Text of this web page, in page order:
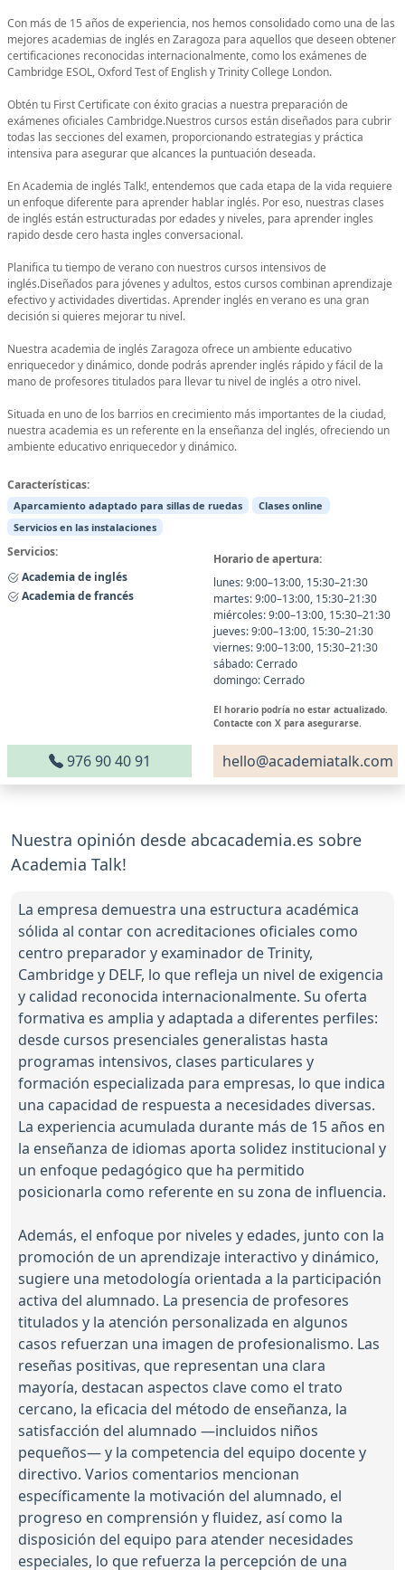
Con más de 15 años de experiencia, nos hemos consolidado como una de las
mejores academias de inglés en Zaragoza para aquellos que deseen obtener
certificaciones reconocidas internacionalmente, como los exámenes de
Cambridge ESOL, Oxford Test of English y Trinity College London.
Obtén tu First Certificate con éxito gracias a nuestra preparación de
exámenes oficiales Cambridge.Nuestros cursos están diseñados para cubrir
todas las secciones del examen, proporcionando estrategias y práctica
intensiva para asegurar que alcances la puntuación deseada.
En Academia de inglés Talk!, entendemos que cada etapa de la vida requiere
un enfoque diferente para aprender hablar inglés. Por eso, nuestras clases
de inglés están estructuradas por edades y niveles, para aprender ingles
rapido desde cero hasta ingles conversacional.
Planifica tu tiempo de verano con nuestros cursos intensivos de
inglés.Diseñados para jóvenes y adultos, estos cursos combinan aprendizaje
efectivo y actividades divertidas. Aprender inglés en verano es una gran
decisión si quieres mejorar tu nivel.
Nuestra academia de inglés Zaragoza ofrece un ambiente educativo
enriquecedor y dinámico, donde podrás aprender inglés rápido y fácil de la
mano de profesores titulados para llevar tu nivel de inglés a otro nivel.
Situada en uno de los barrios en crecimiento más importantes de la ciudad,
nuestra academia es un referente en la enseñanza del inglés, ofreciendo un
ambiente educativo enriquecedor y dinámico.
Características:
Aparcamiento adaptado para sillas de ruedas
Clases online
Servicios en las instalaciones
Servicios:
Academia de inglés
Academia de francés
Horario de apertura:
lunes: 9:00–13:00, 15:30–21:30
martes: 9:00–13:00, 15:30–21:30
miércoles: 9:00–13:00, 15:30–21:30
jueves: 9:00–13:00, 15:30–21:30
viernes: 9:00–13:00, 15:30–21:30
sábado: Cerrado
domingo: Cerrado
El horario podría no estar actualizado.
Contacte con X para asegurarse.
976 90 40 91 hello@academiatalk.com
Nuestra opinión desde abcacademia.es sobre
Academia Talk!
La empresa demuestra una estructura académica
sólida al contar con acreditaciones oficiales como
centro preparador y examinador de Trinity,
Cambridge y DELF, lo que refleja un nivel de exigencia
y calidad reconocida internacionalmente. Su oferta
formativa es amplia y adaptada a diferentes perfiles:
desde cursos presenciales generalistas hasta
programas intensivos, clases particulares y
formación especializada para empresas, lo que indica
una capacidad de respuesta a necesidades diversas.
La experiencia acumulada durante más de 15 años en
la enseñanza de idiomas aporta solidez institucional y
un enfoque pedagógico que ha permitido
posicionarla como referente en su zona de influencia.
Además, el enfoque por niveles y edades, junto con la
promoción de un aprendizaje interactivo y dinámico,
sugiere una metodología orientada a la participación
activa del alumnado. La presencia de profesores
titulados y la atención personalizada en algunos
casos refuerzan una imagen de profesionalismo. Las
reseñas positivas, que representan una clara
mayoría, destacan aspectos clave como el trato
cercano, la eficacia del método de enseñanza, la
satisfacción del alumnado —incluidos niños
pequeños— y la competencia del equipo docente y
directivo. Varios comentarios mencionan
específicamente la motivación del alumnado, el
progreso en comprensión y fluidez, así como la
disposición del equipo para atender necesidades
especiales, lo que refuerza la percepción de una